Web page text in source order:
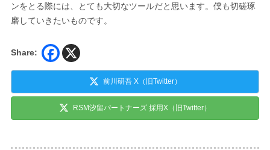
ンをとる際には、とても大切なツールだと思います。僕も切磋琢
磨していきたいものです。
Share:
前川研吾 X（旧Twitter）
RSM汐留パートナーズ 採用X（旧Twitter）